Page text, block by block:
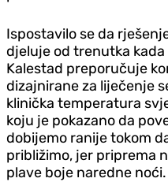
Ispostavilo se da
djeluje od trenutka
Kalestad preporučuje
dizajnirane za liječenje
klinička temperatura
koju je pokazano da
dobijemo ranije tokom
približimo, jer priprema
plave boje naredne noći.